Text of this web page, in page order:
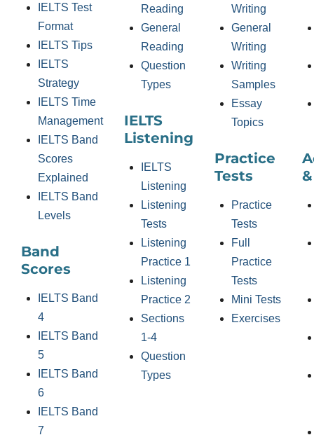
IELTS Test
Format
IELTS Tips
IELTS
Strategy
IELTS Time
Management
IELTS Band
Scores
Explained
IELTS Band
Levels
Band
Scores
IELTS Band
4
IELTS Band
5
IELTS Band
6
IELTS Band
7
Reading
General
Reading
Question
Types
IELTS
Listening
IELTS
Listening
Listening
Tests
Listening
Practice 1
Listening
Practice 2
Sections
1-4
Question
Types
Writing
General
Writing
Writing
Samples
Essay
Topics
Practice
Tests
Practice
Tests
Full
Practice
Tests
Mini Tests
Exercises